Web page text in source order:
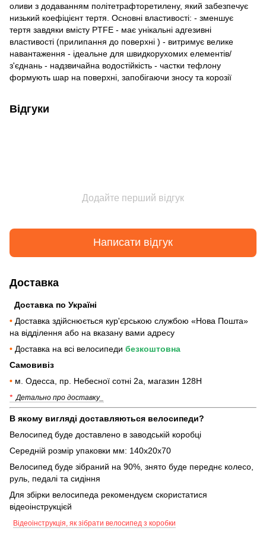
оливи з додаванням політетрафторетилену, який забезпечує
низький коефіцієнт тертя. Основні властивості: - зменшує
тертя завдяки вмісту PTFE - має унікальні адгезивні
властивості (прилипання до поверхні ) - витримує велике
навантаження - ідеальне для швидкорухомих елементів/
з'єднань - надзвичайна водостійкість - частки тефлону
формують шар на поверхні, запобігаючи зносу та корозії
Відгуки
Додайте перший відгук
Написати відгук
Доставка
Доставка по Україні
• Доставка здійснюється кур'єрською службою «Нова Пошта»
на відділення або на вказану вами адресу
• Доставка на всі велосипеди безкоштовна
Самовивіз
• м. Одесса, пр. Небесної сотні 2а, магазин 128Н
* Детально про доставку_
В якому вигляді доставляються велосипеди?
Велосипед буде доставлено в заводській коробці
Середній розмір упаковки мм: 140х20х70
Велосипед буде зібраний на 90%, знято буде переднє колесо,
руль, педалі та сидіння
Для збірки велосипеда рекомендуєм скористатися
відеоінструкцієй
Відеоінструкція, як зібрати велосипед з коробки